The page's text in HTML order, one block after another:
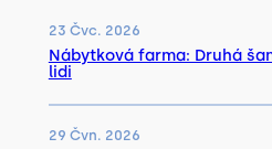
23 Čvc. 2026
Nábytková farma: Druhá
lidi
29 Čvn. 2026